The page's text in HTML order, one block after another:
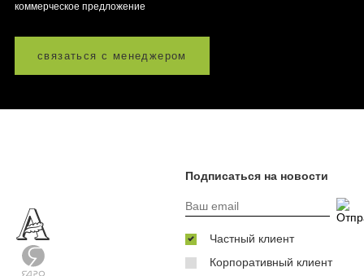
коммерческое предложение
связаться с менеджером
Подписаться на новости
Частный клиент
Корпоративный клиент